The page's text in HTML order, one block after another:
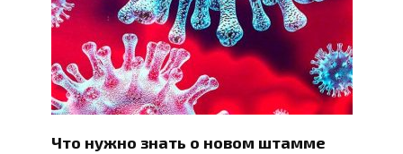
Что нужно знать о новом штамме